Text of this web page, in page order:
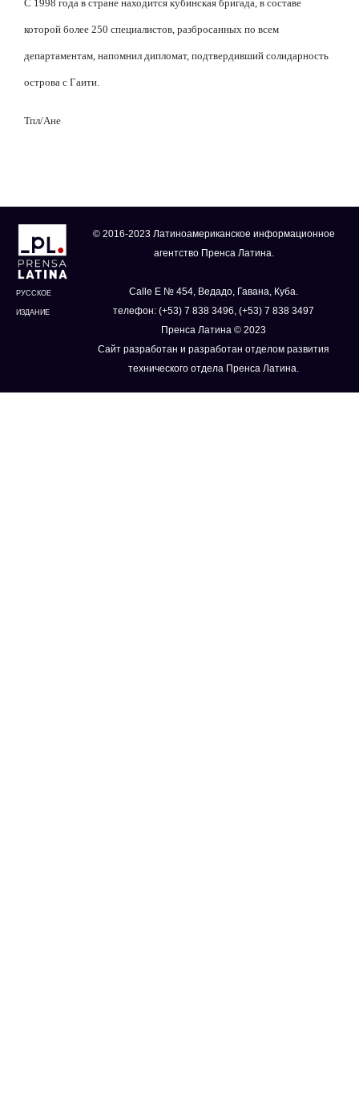
С 1998 года в стране находится кубинская бригада, в составе
которой более 250 специалистов, разбросанных по всем
департаментам, напомнил дипломат, подтвердивший солидарность
острова с Гаити.
Тпл/Ане
РУССКОЕ
ИЗДАНИЕ
© 2016-2023 Латиноамериканское информационное
агентство Пренса Латина.
Calle E № 454, Ведадо, Гавана, Куба.
телефон: (+53) 7 838 3496, (+53) 7 838 3497
Пренса Латина © 2023
Сайт разработан и разработан отделом развития
технического отдела Пренса Латина.